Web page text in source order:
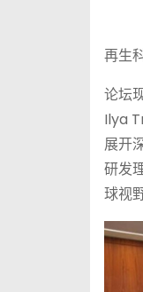
再生
论坛
Ilya
展开
研发
球视